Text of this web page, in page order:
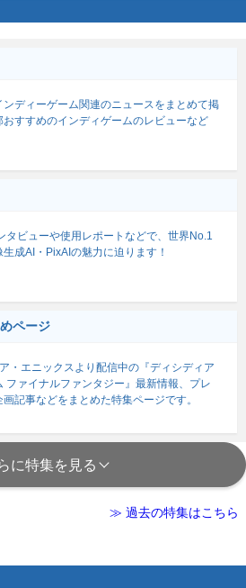
ンディーゲーム関連のニュースをまとめて掲
おすすめのインディゲームのレビューなど
タビューや使用レポートなどで、世界No.1
生成AI・PixAIの魅力に迫ります！
ページ
・エニックスより配信中の『ディシディア
ファイナルファンタジー』最新情報、プレ
画記事などをまとめた特集ページです。
に特集を見る
≫ 過去の特集はこちら